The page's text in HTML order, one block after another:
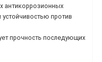
антикоррозионных
устойчивостью против
прочность последующих